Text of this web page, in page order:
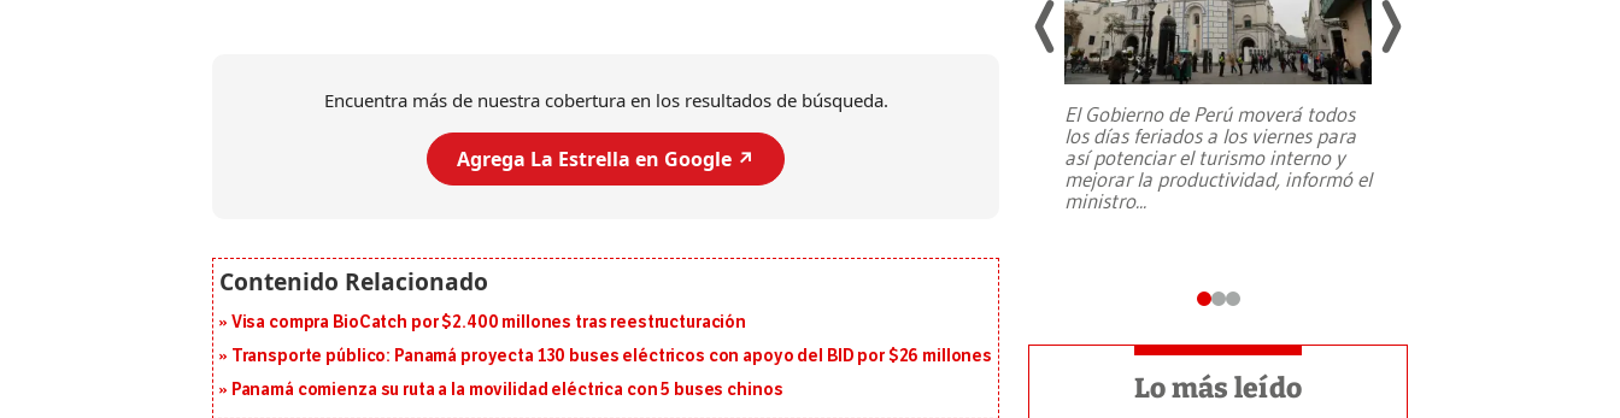
Encuentra más de nuestra cobertura en los resultados de búsqueda.
Agrega La Estrella en Google ↗️
Visa compra BioCatch por $2.400 millones tras reestructuración
Transporte público: Panamá proyecta 130 buses eléctricos con apoyo del BID por $26 millones
Panamá comienza su ruta a la movilidad eléctrica con 5 buses chinos
Entre recuerdos y escuetas
referencias hacia sus adversarios, el
presidente de Brasil, Luiz Inácio Lula
El Gobierno de Perú moverá todos
los días feriados a los viernes para
así potenciar el turismo interno y
mejorar la productividad, informó el
ministro...
Lo más leído